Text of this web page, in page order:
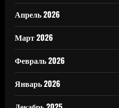
Апрель 2026
Март 2026
Февраль 2026
Январь 2026